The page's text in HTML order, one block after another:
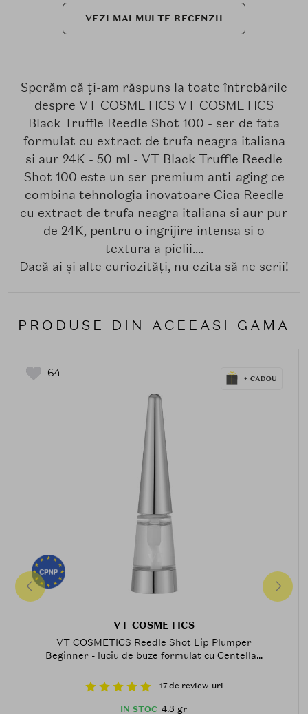
VEZI MAI MULTE RECENZII
Sperăm că ți-am răspuns la toate întrebările
despre VT COSMETICS VT COSMETICS
Black Truffle Reedle Shot 100 - ser de fata
formulat cu extract de trufa neagra italiana
si aur 24K - 50 ml - VT Black Truffle Reedle
Shot 100 este un ser premium anti-aging ce
combina tehnologia inovatoare Cica Reedle
cu extract de trufa neagra italiana si aur pur
de 24K, pentru o ingrijire intensa si o
textura a pielii....
Dacă ai și alte curiozități, nu ezita să ne scrii!
PRODUSE DIN ACEEASI GAMA
64
VT COSMETICS
VT COSMETICS Reedle Shot Lip Plumper
Beginner - luciu de buze formulat cu Centella...
17 de review-uri
IN STOC 4.3 gr